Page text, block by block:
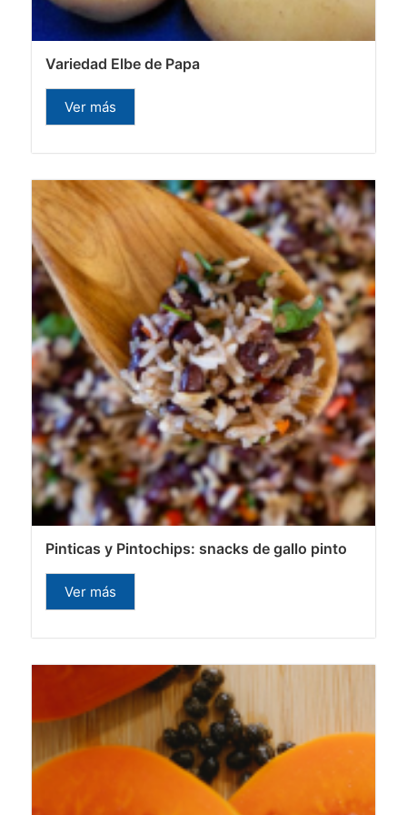
Variedad Elbe de Papa
Ver más
Pinticas y Pintochips: snacks de gallo pinto
Ver más